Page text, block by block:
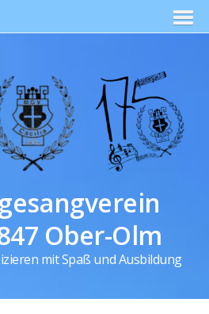
Ober-Olm
mit Spaß und Ausbildung